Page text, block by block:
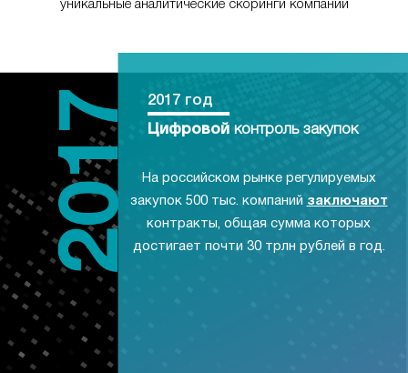
уникальные аналитические скоринги компаний
2017 год
Цифровой контроль закупок
На российском рынке регулируемых
закупок 500 тыс. компаний заключают
контракты, общая сумма которых
достигает почти 30 трлн рублей в год.